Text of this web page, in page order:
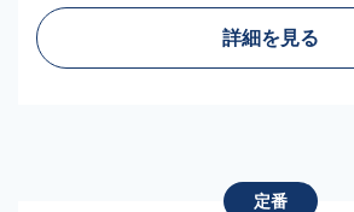
詳細を見る
定番